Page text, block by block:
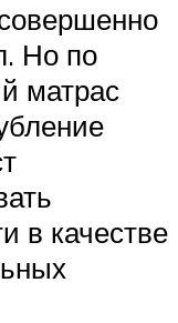
Но по
матрас
в качестве